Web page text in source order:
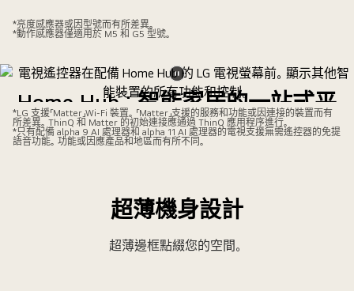
*亮度感應器或因型號而有所差異。
*動作感應器僅適用於 M5 和 G5 型號。
暫
停
影
片
Home Hub：智能家居的一站式平
台
*LG 支援「Matter」Wi-Fi 裝置。「Matter」支援的服務和功能或因連接的裝置而有
所差異。ThinQ 和 Matter 的初始連接應通過 ThinQ 應用程序進行。
*只有配備 alpha 9 AI 處理器和 alpha 11 AI 處理器的電視支援無需遙控器的免提
語音功能。功能或因應產品和地區而有所不同。
超薄機身設計
超薄邊框點綴您的空間。